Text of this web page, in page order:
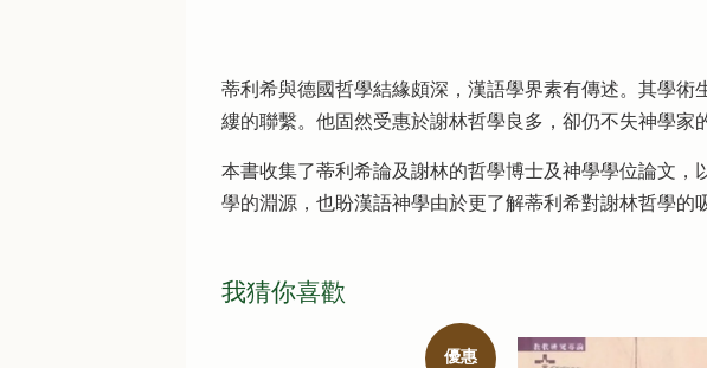
蒂利希與德國哲學結緣頗深，漢語學界素有傳述。其學
縷的聯繫。他固然受惠於謝林哲學良多，卻仍不失神學家
本書收集了蒂利希論及謝林的哲學博士及神學學位論文
學的淵源，也盼漢語神學由於更了解蒂利希對謝林哲學的
我猜你喜歡
優惠